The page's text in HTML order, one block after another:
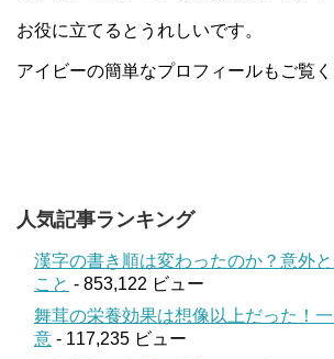
お役に立てるとうれしいです。
アイビーの簡単なプロフィールもご覧く
人気記事ランキング
漢字の書き順は変わったのか？意外
こと - 853,122 ビュー
舞茸の栄養効果は想像以上だった！
意 - 117,235 ビュー